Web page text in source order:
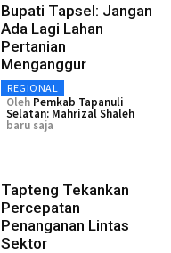
Bupati Tapsel: Jangan
Ada Lagi Lahan
Pertanian
Menganggur
REGIONAL
Oleh Pemkab Tapanuli
Selatan: Mahrizal Shaleh
baru saja
Tapteng Tekankan
Percepatan
Penanganan Lintas
Sektor